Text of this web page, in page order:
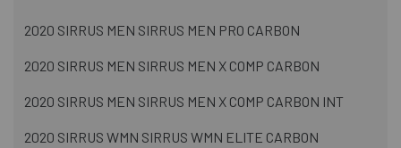
2020 SIRRUS MEN SIRRUS MEN PRO CARBON
2020 SIRRUS MEN SIRRUS MEN X COMP CARBON
2020 SIRRUS MEN SIRRUS MEN X COMP CARBON INT
2020 SIRRUS WMN SIRRUS WMN ELITE CARBON